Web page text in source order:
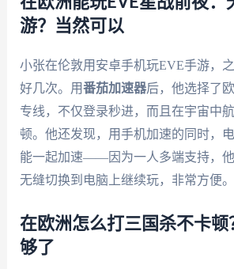
游？当然可以
小张在伦敦用安卓手机玩EVE手游，
好几次。用番茄加速器后，他选择了
专线，不仅登录秒进，而且在宇宙中
顿。他还发现，用手机加速的同时，
能一起加速——因为一人多端支持，
无缝切换到电脑上继续玩，非常方便。
在欧洲怎么打三国杀不卡顿
够了